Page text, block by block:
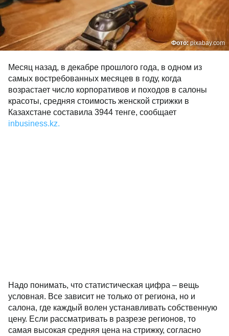
Фото:pixabay.com
Месяц назад, в декабре прошлого года, в одном из
самых востребованных месяцев в году, когда
возрастает число корпоративов и походов в салоны
красоты, средняя стоимость женской стрижки в
Казахстане составила 3944 тенге, сообщает
inbusiness.kz.
Надо понимать, что статистическая цифра – вещь
условная. Все зависит не только от региона, но и
салона, где каждый волен устанавливать собственную
цену. Если рассматривать в разрезе регионов, то
самая высокая средняя цена на стрижку, согласно